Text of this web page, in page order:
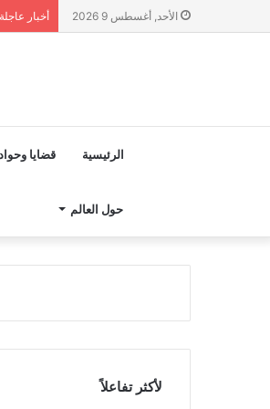
الأحد, أغسطس 9 2026 أخبار عاجلة
الرئيسية قضايا
حول العالم
لأكثر تفاعلاً